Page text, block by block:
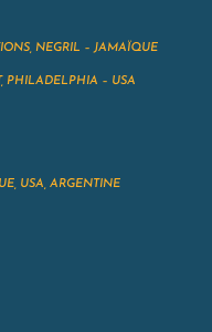
NEGRIL – JAMAÏQUE
PHILADELPHIA – USA
USA, ARGENTINE